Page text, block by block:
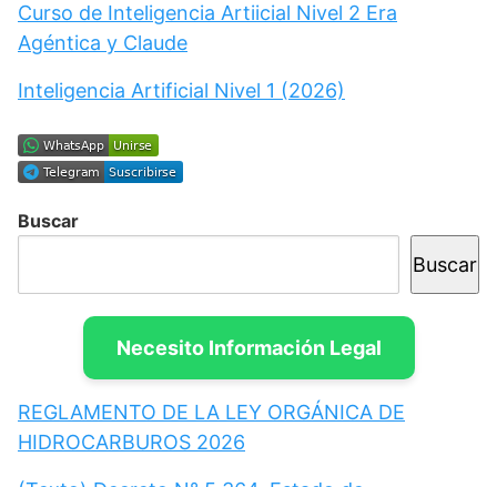
Curso de Inteligencia Artiicial Nivel 2 Era
Agéntica y Claude
Inteligencia Artificial Nivel 1 (2026)
Buscar
Buscar
Necesito Información Legal
REGLAMENTO DE LA LEY ORGÁNICA DE
HIDROCARBUROS 2026